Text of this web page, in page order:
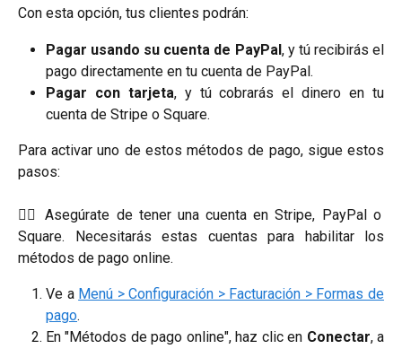
Con esta opción, tus clientes podrán:
Pagar usando su cuenta de PayPal, y tú recibirás el
pago directamente en tu cuenta de PayPal.
Pagar con tarjeta, y tú cobrarás el dinero en tu
cuenta de Stripe o Square.
Para activar uno de estos métodos de pago, sigue estos
pasos:
☝🏼 Asegúrate de tener una cuenta en Stripe, PayPal o
Square. Necesitarás estas cuentas para habilitar los
métodos de pago online.
Ve a Menú > Configuración > Facturación > Formas de
pago.
En "Métodos de pago online", haz clic en Conectar, a